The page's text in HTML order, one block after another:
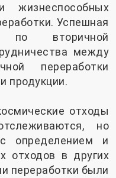
жизнеспособных
Успешная
по вторичной
между
переработки
продукции.
отходы
но
определением и
отходов в других
переработки были